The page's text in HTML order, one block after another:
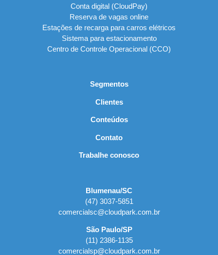
Conta digital (CloudPay)
Reserva de vagas online
Estações de recarga para carros elétricos
Sistema para estacionamento
Centro de Controle Operacional (CCO)
Segmentos
Clientes
Conteúdos
Contato
Trabalhe conosco
Blumenau/SC
(47) 3037-5851
comercialsc@cloudpark.com.br
São Paulo/SP
(11) 2386-1135
comercialsp@cloudpark.com.br